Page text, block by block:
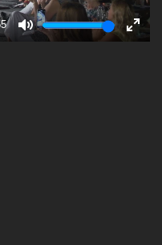
Mute
Enter